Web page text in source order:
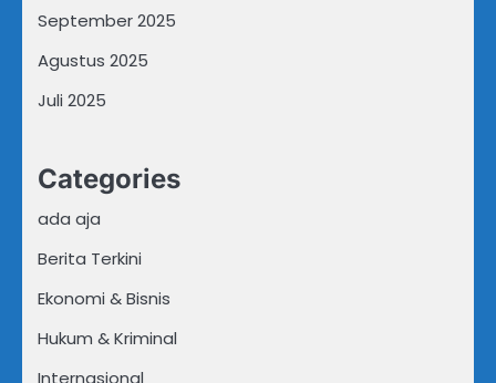
September 2025
Agustus 2025
Juli 2025
Categories
ada aja
Berita Terkini
Ekonomi & Bisnis
Hukum & Kriminal
Internasional